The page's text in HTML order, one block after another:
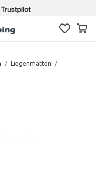
/ Liegenmatten
/